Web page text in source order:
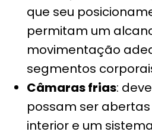
que seu
permitam um
movimentação
segmentos
Câmaras frias:
possam ser
interior e um